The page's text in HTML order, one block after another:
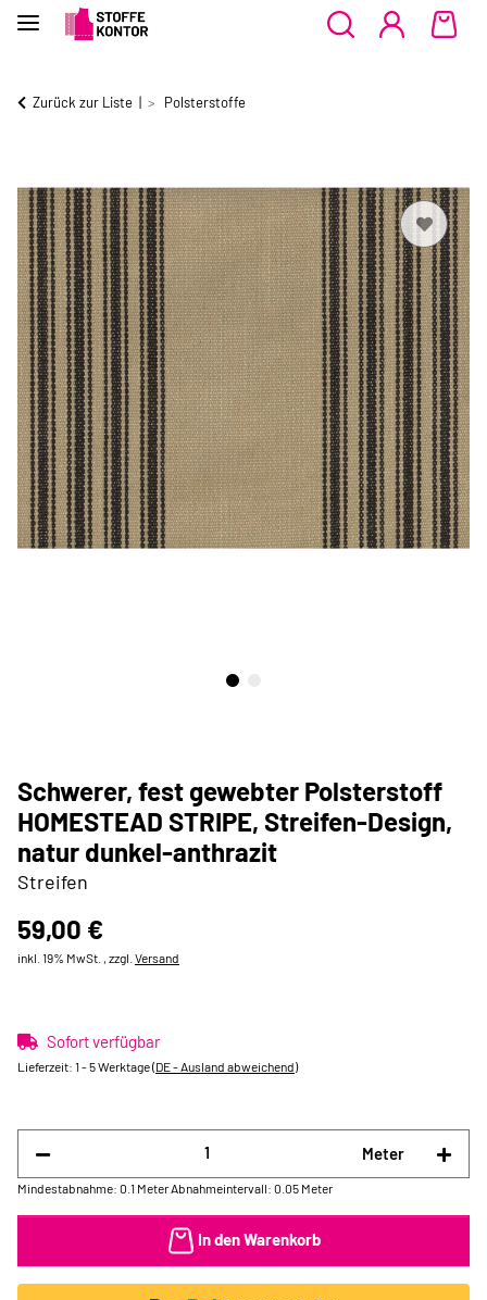
Zurück zur Liste Polsterstoffe
Schwerer, fest gewebter Polsterstoff
HOMESTEAD STRIPE, Streifen-Design,
natur dunkel-anthrazit
Streifen
59,00 €
inkl. 19% MwSt. , zzgl. Versand
Sofort verfügbar
Lieferzeit: 1 - 5 Werktage(DE - Ausland abweichend)
Meter
Mindestabnahme: 0.1 Meter Abnahmeintervall: 0.05 Meter
In den Warenkorb